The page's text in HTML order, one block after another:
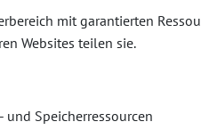
mit garantierten
Websites teilen sie.
und Speicherressourcen